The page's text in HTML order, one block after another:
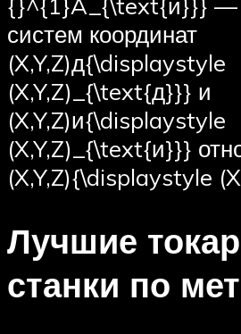
систем координат
(X,Y,Z)д{\displaystyle
(X,Y,Z)_{\text{д}}} и
(X,Y,Z)и{\displaystyle
(X,Y,Z)_{\text{и}}}
(X,Y,Z){\displaystyle
Лучшие
станки по